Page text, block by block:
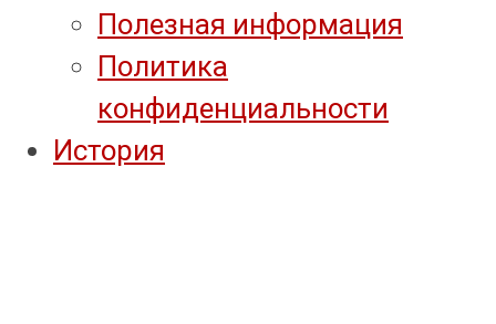
Полезная информация
Политика
конфиденциальности
История